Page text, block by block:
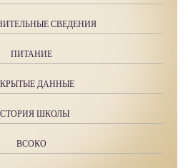
СВЕДЕНИЯ
ПИТАНИЕ
ДАННЫЕ
ШКОЛЫ
ВСОКО